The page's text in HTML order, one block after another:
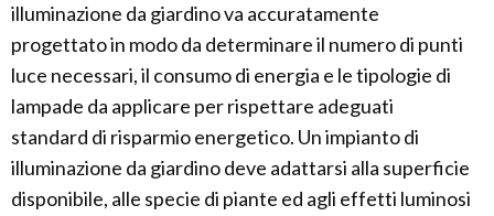
illuminazione da giardino va accuratamente
progettato in modo da determinare il numero di punti
luce necessari, il consumo di energia e le tipologie di
lampade da applicare per rispettare adeguati
standard di risparmio energetico. Un impianto di
illuminazione da giardino deve adattarsi alla superficie
disponibile, alle specie di piante ed agli effetti luminosi